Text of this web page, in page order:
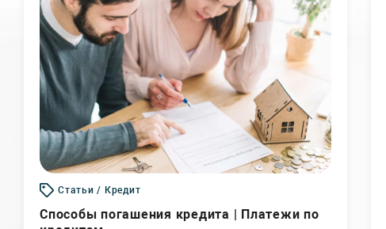
Статьи / Кредит
Способы погашения кредита | Платежи по